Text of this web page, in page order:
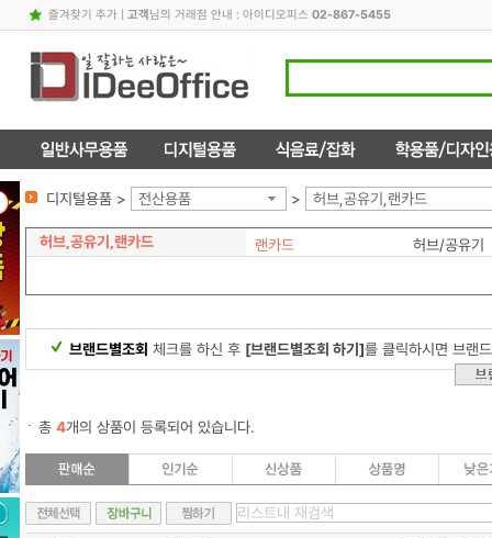
즐겨찾기 추가| 고객님의 거래점 안내 : 아이디오피스 02-867-5455
디지털용품 > 전산용품 > 허브,공유기,랜카드
허브,공유기,랜카드 랜카드 허브/공유기
브랜드별조회 체크를 하신 후 [브랜드별조회 하기]를 클릭하시면 브랜
총 4개의 상품이 등록되어 있습니다.